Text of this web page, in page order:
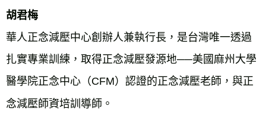
胡君梅
華人正念減壓中心創辦人兼執行長，是台灣唯一透過
扎實專業訓練，取得正念減壓發源地──美國麻州大學
醫學院正念中心（CFM）認證的正念減壓老師，與正
念減壓師資培訓導師。